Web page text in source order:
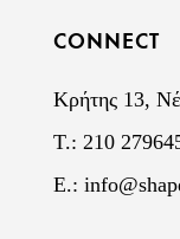
CONNECT
Κρήτης 13,
Τ.: 210
E.: